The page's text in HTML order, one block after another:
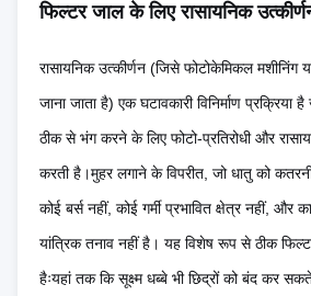
फिल्टर जाल के लिए रासायनिक
रासायनिक उत्कीर्णन (जिसे फोटोकेमिकल मशीनिंग
जाना जाता है) एक घटावकारी विनिर्माण प्रक्रिया
ठीक से भंग करने के लिए फोटो-प्रतिरोधी और
करती है।मुहर लगाने के विपरीत, जो धातु को
कोई बर्स नहीं, कोई गर्मी प्रभावित क्षेत्र नहीं,
यांत्रिक तनाव नहीं है। यह विशेष रूप से ठीक
हैःयहां तक कि सूक्ष्म धब्बे भी छिद्रों को बंद कर सकते